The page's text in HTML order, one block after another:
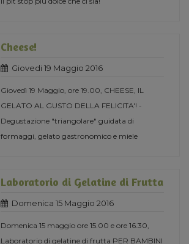
Cheese!
Giovedi 19 Maggio 2016
Giovedì 19 Maggio, ore 19.00, CHEESE, IL
GELATO AL GUSTO DELLA FELICITA'! -
Degustazione "triangolare" guidata di
formaggi, gelato gastronomico e miele
Laboratorio di Gelatine di Frutta
Domenica 15 Maggio 2016
Domenica 15 maggio ore 15.00 e ore 16.30,
Laboratorio di gelatine di frutta PER BAMBINI